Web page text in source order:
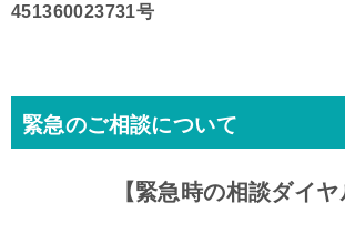
451360023731号
緊急のご相談について
【緊急時の相談ダイヤ